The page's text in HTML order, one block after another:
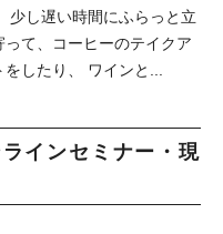
少し遅い時間にふらっと立
って、コーヒーのテイクア
をしたり、 ワインと...
インセミナー・現